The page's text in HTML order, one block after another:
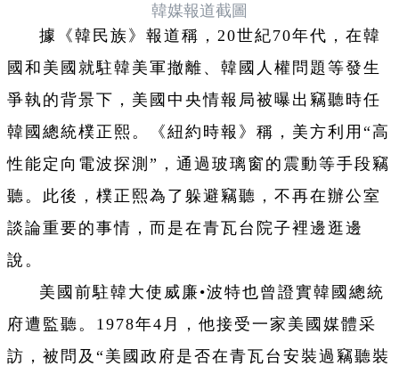
韓媒報道截圖
據《韓民族》報道稱，20世紀70年代，在韓
國和美國就駐韓美軍撤離、韓國人權問題等發生
爭執的背景下，美國中央情報局被曝出竊聽時任
韓國總統樸正熙。《紐約時報》稱，美方利用“高
性能定向電波探測”，通過玻璃窗的震動等手段竊
聽。此後，樸正熙為了躲避竊聽，不再在辦公室
談論重要的事情，而是在青瓦台院子裡邊逛邊
說。
美國前駐韓大使威廉•波特也曾證實韓國總統
府遭監聽。1978年4月，他接受一家美國媒體采
訪，被問及“美國政府是否在青瓦台安裝過竊聽裝